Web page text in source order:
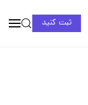
ثبت کنید